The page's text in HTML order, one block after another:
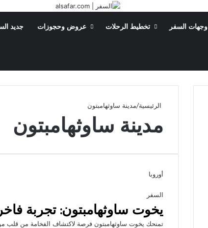
وجهات السفر تخطيط الرحلات عروض وحجوزات جديد
الرئيسية/مدينة ساوثهامبتون
مدينة ساوثهامبتون
أوروبا
السفر
يخوت ساوثهامبتون: تجربة
تمنحك يخوت ساوثهامبتون فرصة لاكتشاف الفخامة من قلب